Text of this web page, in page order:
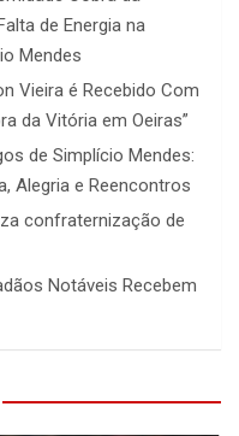
de Energia na
Mendes
Vieira é Recebido Com
da Vitória em Oeiras”
de Simplício Mendes:
Alegria e Reencontros
confraternização de
Notáveis Recebem